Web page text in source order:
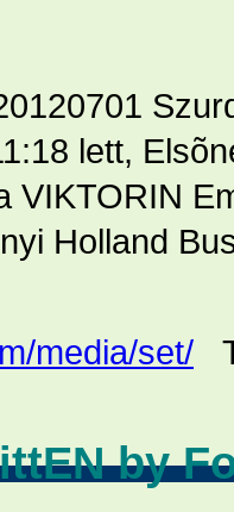
lett,
VIKTORIN
Holland
media/set/
by